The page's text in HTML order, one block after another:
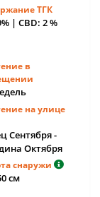
ТГК
| CBD: 2 %
в
на улице
Сентября -
Октября
снаружи
см